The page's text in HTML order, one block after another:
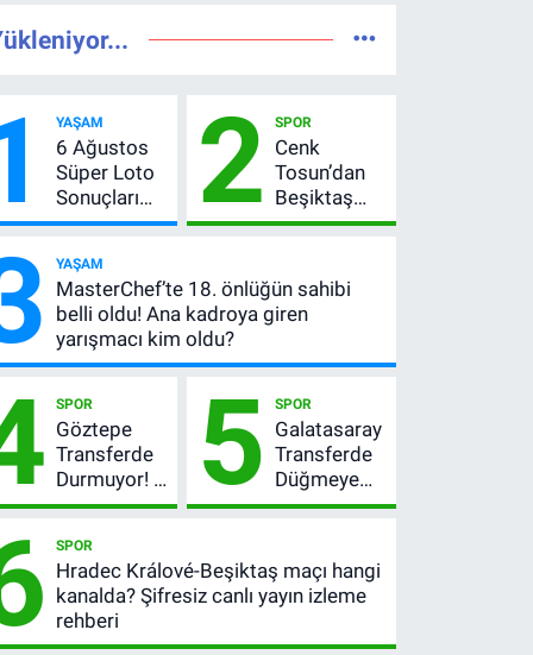
YAŞAM
6 Ağustos
Süper Loto
Sonuçları
Açıklandı!
TL’lik Çekiliş
2 SPOR
Cenk
Tosun’dan
Beşiktaş
açıklaması:
satır
arasında
YAŞAM
MasterChef’te 18. önlüğün sahibi
belli oldu! Ana kadroya giren
yarışmacı kim oldu?
SPOR
Göztepe
Transferde
Durmuyor! 6
İmza
Hedefler
Belli Oldu
5 SPOR
Galatasaray
Transferde
Düğmeye
Bastı! Leao,
Pavard’da
Son Durum
SPOR
Hradec Králové-Beşiktaş maçı hangi
kanalda? Şifresiz canlı yayın izleme
rehberi